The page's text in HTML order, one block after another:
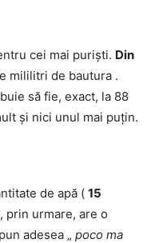
cei mai puriști. Din
mililitri de bautura .
să fie, exact, la 88
și nici unul mai puțin.
de apă ( 15
prin urmare, are o
adesea „ poco ma